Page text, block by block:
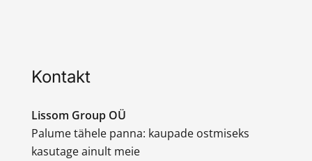
Kontakt
Lissom Group OÜ
Palume tähele panna: kaupade ostmiseks
kasutage ainult meie